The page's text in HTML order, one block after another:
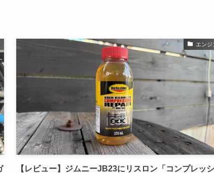
エンジ
【レビュー】ジムニーJB23にリスロン「コンプレッシ